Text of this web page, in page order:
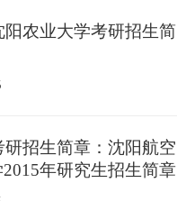
阳农业大学考研招生简
研招生简章：沈阳航空
年研究生招生简章